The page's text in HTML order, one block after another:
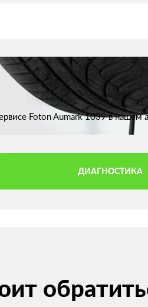
Foton Aumark 1039 в нашем
ДИАГНОСТИКА